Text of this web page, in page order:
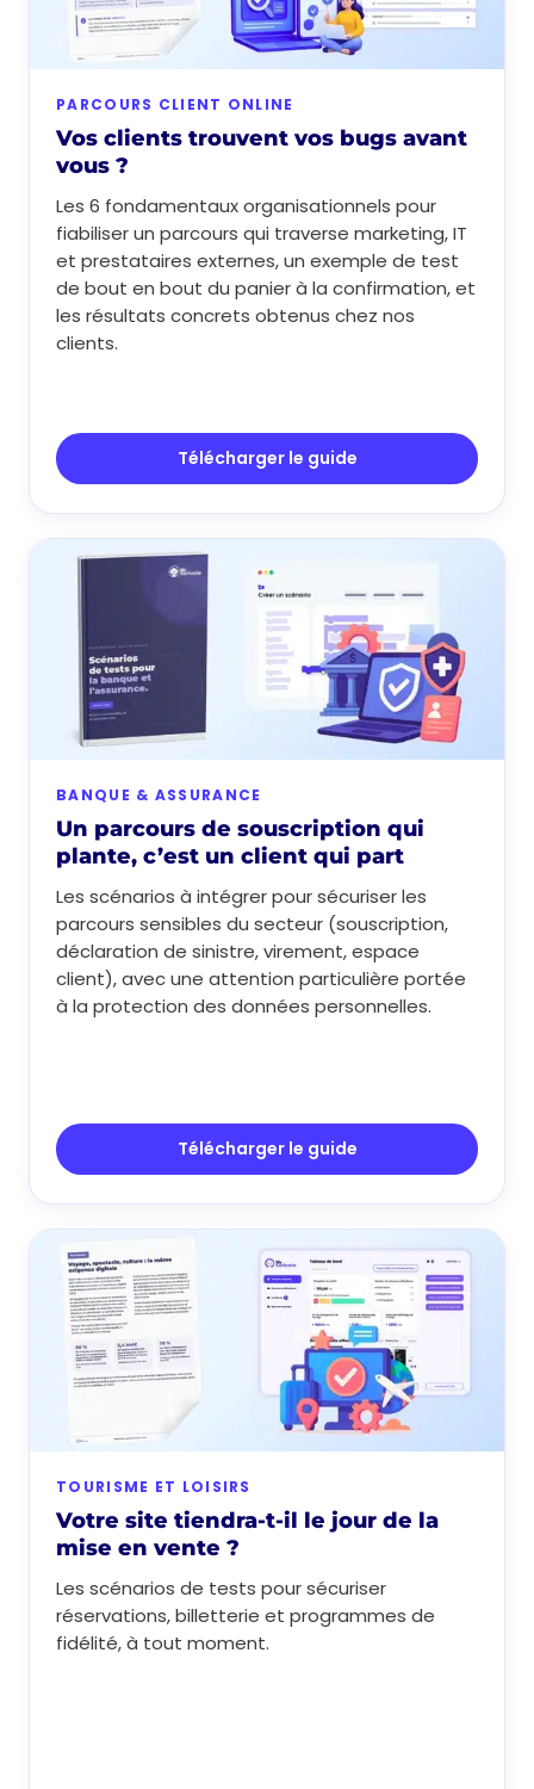
PARCOURS CLIENT ONLINE
Vos clients trouvent vos bugs avant
vous ?
Les 6 fondamentaux organisationnels pour
fiabiliser un parcours qui traverse marketing, IT
et prestataires externes, un exemple de test
de bout en bout du panier à la confirmation, et
les résultats concrets obtenus chez nos
clients.
Télécharger le guide
BANQUE & ASSURANCE
Un parcours de souscription qui
plante, c’est un client qui part
Les scénarios à intégrer pour sécuriser les
parcours sensibles du secteur (souscription,
déclaration de sinistre, virement, espace
client), avec une attention particulière portée
à la protection des données personnelles.
Télécharger le guide
TOURISME ET LOISIRS
Votre site tiendra-t-il le jour de la
mise en vente ?
Les scénarios de tests pour sécuriser
réservations, billetterie et programmes de
fidélité, à tout moment.